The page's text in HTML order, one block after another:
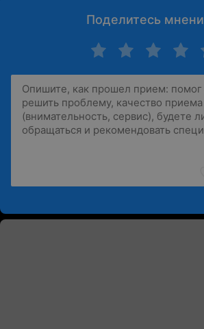
Поделитесь